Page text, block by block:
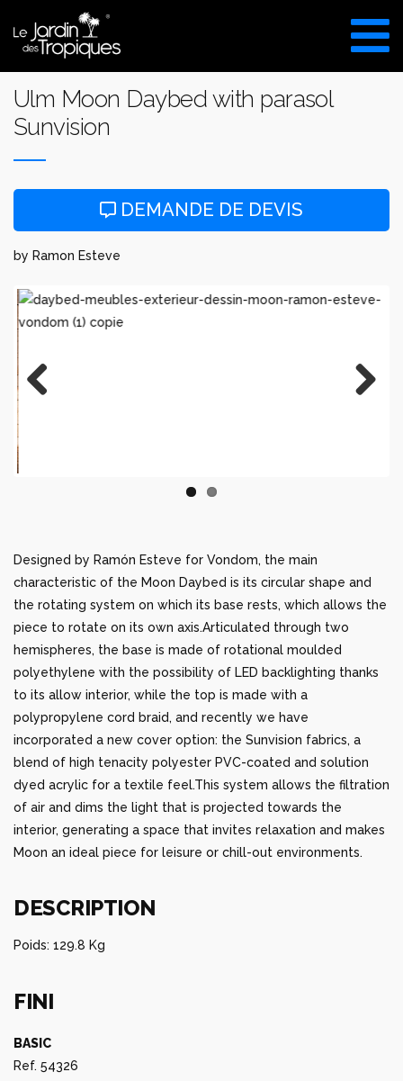
contenu
Ulm Moon Daybed with parasol
Sunvision
DEMANDE DE DEVIS
by Ramon Esteve
Designed by Ramón Esteve for Vondom, the main
characteristic of the Moon Daybed is its circular shape and
the rotating system on which its base rests, which allows the
piece to rotate on its own axis.Articulated through two
hemispheres, the base is made of rotational moulded
polyethylene with the possibility of LED backlighting thanks
to its allow interior, while the top is made with a
polypropylene cord braid, and recently we have
incorporated a new cover option: the Sunvision fabrics, a
blend of high tenacity polyester PVC-coated and solution
dyed acrylic for a textile feel.This system allows the filtration
of air and dims the light that is projected towards the
interior, generating a space that invites relaxation and makes
Moon an ideal piece for leisure or chill-out environments.
DESCRIPTION
Poids: 129.8 Kg
FINI
BASIC
Ref. 54326